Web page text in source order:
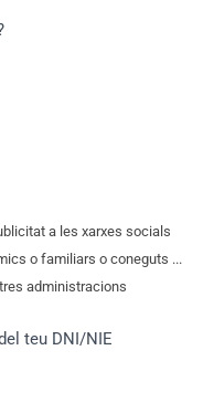
a les xarxes socials
o familiars o coneguts ...
administracions
teu DNI/NIE